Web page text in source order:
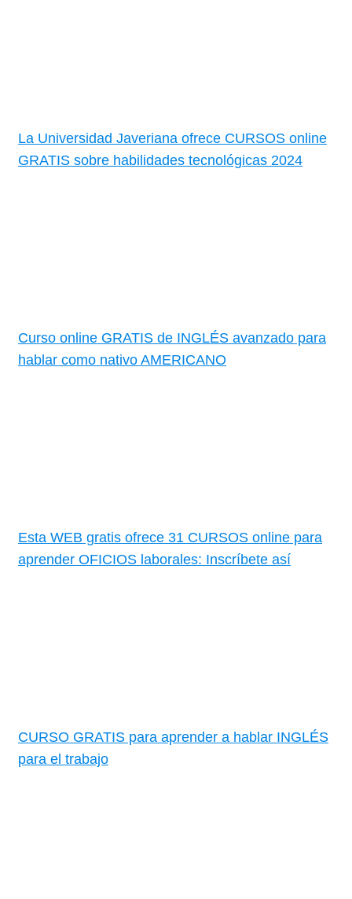
La Universidad Javeriana ofrece CURSOS online
GRATIS sobre habilidades tecnológicas 2024
Curso online GRATIS de INGLÉS avanzado para
hablar como nativo AMERICANO
Esta WEB gratis ofrece 31 CURSOS online para
aprender OFICIOS laborales: Inscríbete así
CURSO GRATIS para aprender a hablar INGLÉS
para el trabajo